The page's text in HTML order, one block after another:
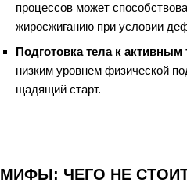
процессов может
жиросжиганию при условии
Подготовка тела к активным
низким уровнем физической
щадящий старт.
МИФЫ: ЧЕГО НЕ